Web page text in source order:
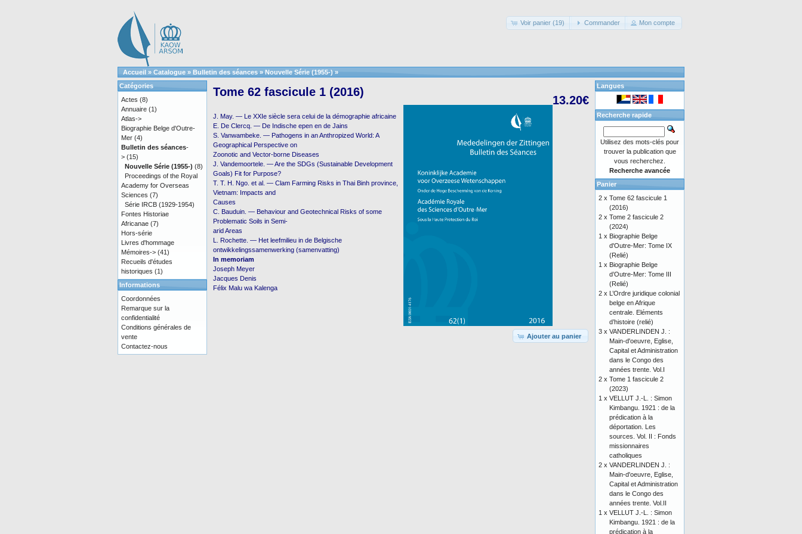
Voir panier (19) Commander Mon compte
Accueil » Catalogue » Bulletin des séances » Nouvelle Série (1955-) »
13.20€
Tome 62 fascicule 1 (2016)
J. May. — Le XXIe siècle sera celui de la démographie africaine
E. De Clercq. — De Indische epen en de Jains
S. Vanwambeke. — Pathogens in an Anthropized World: A
Geographical Perspective on
Zoonotic and Vector-borne Diseases
J. Vandemoortele. — Are the SDGs (Sustainable Development
Goals) Fit for Purpose?
T. T. H. Ngo. et al. — Clam Farming Risks in Thai Binh province,
Vietnam: Impacts and
Causes
C. Bauduin. — Behaviour and Geotechnical Risks of some
Problematic Soils in Semi-
arid Areas
L. Rochette. — Het leefmilieu in de Belgische
ontwikkelingssamenwerking (samenvatting)
In memoriam
Joseph Meyer
Jacques Denis
Félix Malu wa Kalenga
Ajouter au panier
Catégories
Actes (8)
Annuaire (1)
Atlas->
Biographie Belge d'Outre-
Mer (4)
Bulletin des séances-
> (15)
Nouvelle Série (1955-) (8)
Proceedings of the Royal
Academy for Overseas
Sciences (7)
Série IRCB (1929-1954)
Fontes Historiae
Africanae (7)
Hors-série
Livres d'hommage
Mémoires-> (41)
Recueils d'études
historiques (1)
Informations
Coordonnées
Remarque sur la
confidentialité
Conditions générales de
vente
Contactez-nous
Langues
Recherche rapide
Utilisez des mots-clés pour
trouver la publication que
vous recherchez.
Recherche avancée
Panier
2 x Tome 62 fascicule 1
(2016)
2 x Tome 2 fascicule 2
(2024)
1 x Biographie Belge
d'Outre-Mer: Tome IX
(Relié)
1 x Biographie Belge
d’Outre-Mer: Tome III
(Relié)
2 x L’Ordre juridique colonial
belge en Afrique
centrale. Eléments
d’histoire (relié)
3 x VANDERLINDEN J. :
Main-d'oeuvre, Eglise,
Capital et Administration
dans le Congo des
années trente. Vol.I
2 x Tome 1 fascicule 2
(2023)
1 x VELLUT J.-L. : Simon
Kimbangu. 1921 : de la
prédication à la
déportation. Les
sources. Vol. II : Fonds
missionnaires
catholiques
2 x VANDERLINDEN J. :
Main-d'oeuvre, Eglise,
Capital et Administration
dans le Congo des
années trente. Vol.II
1 x VELLUT J.-L. : Simon
Kimbangu. 1921 : de la
prédication à la